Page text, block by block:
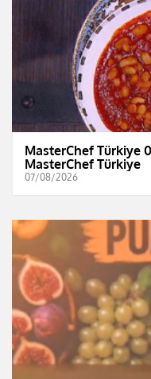
MasterChef Türkiye
MasterChef Türkiye
07/08/2026